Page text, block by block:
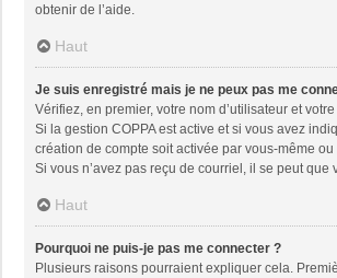
obtenir de l’aide.
Haut
Je suis enregistré mais je ne peux pas me
Vérifiez, en premier, votre nom d’utilisateur et
Si la gestion COPPA est active et si vous avez
création de compte soit activée par vous-même
Si vous n’avez pas reçu de courriel, il se peut
Haut
Pourquoi ne puis-je pas me connecter ?
Plusieurs raisons pourraient expliquer cela.